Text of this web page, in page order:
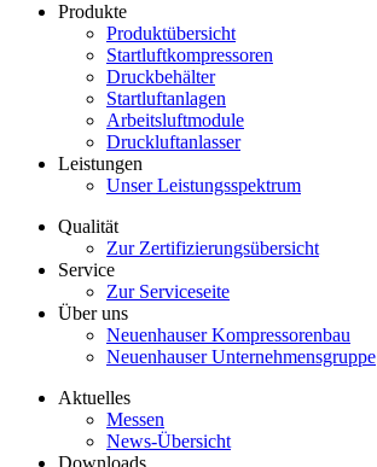
Produkte
Produktübersicht
Startluftkompressoren
Druckbehälter
Startluftanlagen
Arbeitsluftmodule
Druckluftanlasser
Leistungen
Unser Leistungsspektrum
Qualität
Zur Zertifizierungsübersicht
Service
Zur Serviceseite
Über uns
Neuenhauser Kompressorenbau
Neuenhauser Unternehmensgruppe
Aktuelles
Messen
News-Übersicht